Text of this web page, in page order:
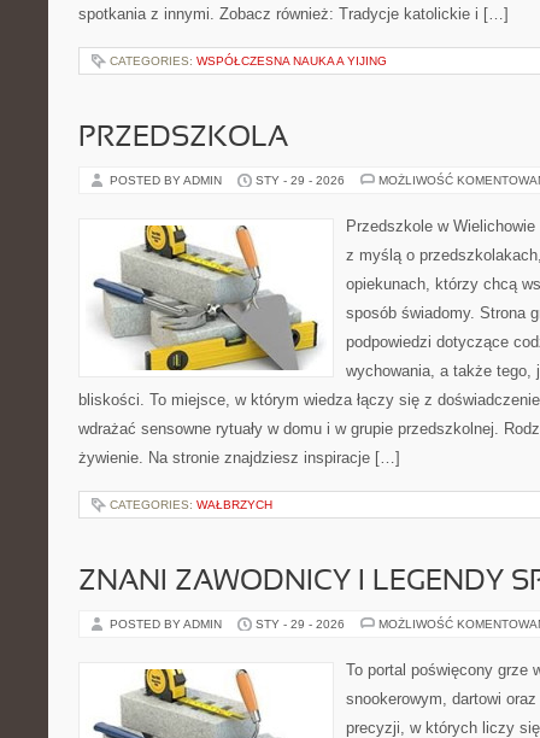
spotkania z innymi. Zobacz również: Tradycje katolickie i […]
CATEGORIES: WSPÓŁCZESNA NAUKA A YIJING
PRZEDSZKOLA
POSTED BY ADMIN STY - 29 - 2026 MOŻLIWOŚĆ
Przedszkole w
z myślą o
opiekunach, którzy chcą
sposób świadomy. Strona
podpowiedzi dotyczące
wychowania, a także tego,
bliskości. To miejsce, w którym wiedza łączy się z
wdrażać sensowne rytuały w domu i w grupie przedszkolnej.
żywienie. Na stronie znajdziesz inspiracje […]
CATEGORIES: WAŁBRZYCH
ZNANI ZAWODNICY I LEGENDY
POSTED BY ADMIN STY - 29 - 2026 MOŻLIWOŚĆ
To portal poświęcony grze
snookerowym, dartowi
precyzji, w których liczy